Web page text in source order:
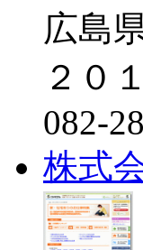
広島
２０１
082-
株式